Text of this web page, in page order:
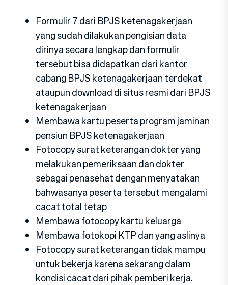
Formulir 7 dari BPJS ketenagakerjaan
yang sudah dilakukan pengisian data
dirinya secara lengkap dan formulir
tersebut bisa didapatkan dari kantor
cabang BPJS ketenagakerjaan terdekat
ataupun download di situs resmi dari BPJS
ketenagakerjaan
Membawa kartu peserta program jaminan
pensiun BPJS ketenagakerjaan
Fotocopy surat keterangan dokter yang
melakukan pemeriksaan dan dokter
sebagai penasehat dengan menyatakan
bahwasanya peserta tersebut mengalami
cacat total tetap
Membawa fotocopy kartu keluarga
Membawa fotokopi KTP dan yang aslinya
Fotocopy surat keterangan tidak mampu
untuk bekerja karena sekarang dalam
kondisi cacat dari pihak pemberi kerja.